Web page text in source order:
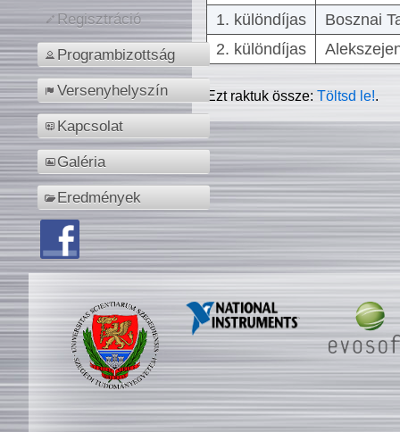
Regisztráció
Programbizottság
Versenyhelyszín
Kapcsolat
Galéria
Eredmények
1. különdíjas
Bosznai
2. különdíjas
Ezt raktuk össze:Töltsd le!.